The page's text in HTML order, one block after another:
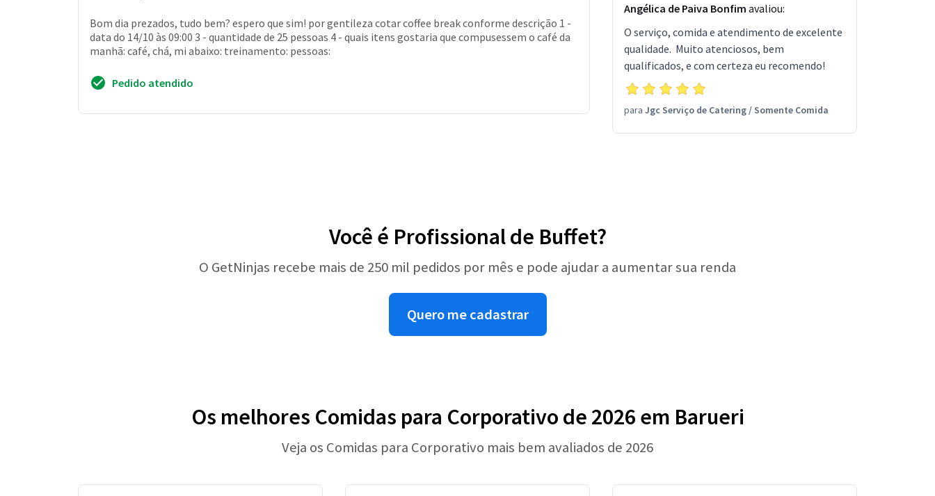
Bom dia prezados, tudo bem? espero que sim! por gentileza cotar coffee break conforme descrição 1 -
data do 14/10 às 09:00 3 - quantidade de 25 pessoas 4 - quais itens gostaria que compusessem o café da
manhã: café, chá, mi abaixo: treinamento: pessoas:
Pedido atendido
Angélica de Paiva Bonfim avaliou:
O serviço, comida e atendimento de excelente
qualidade. Muito atenciosos, bem
qualificados, e com certeza eu recomendo!
para Jgc Serviço de Catering/Somente Comida
Você é Profissional de Buffet?
O GetNinjas recebe mais de 250 mil pedidos por mês e pode ajudar a aumentar sua renda
Quero me cadastrar
Os melhores Comidas para Corporativo de 2026 em Barueri
Veja os Comidas para Corporativo mais bem avaliados de 2026